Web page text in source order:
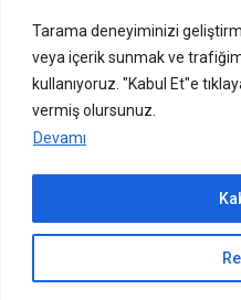
Tarama deneyiminizi
veya içerik sunmak ve
kullanıyoruz. "Kabul Et"e
vermiş olursunuz.
Devamı